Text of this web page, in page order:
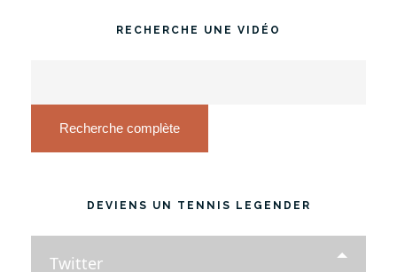
RECHERCHE UNE VIDÉO
Recherche complète
DEVIENS UN TENNIS LEGENDER
Twitter